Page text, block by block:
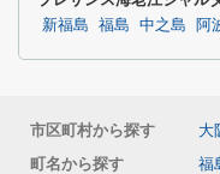
新福島 福島 中之島 阿
市区町村から探す 大
町名から探す
福